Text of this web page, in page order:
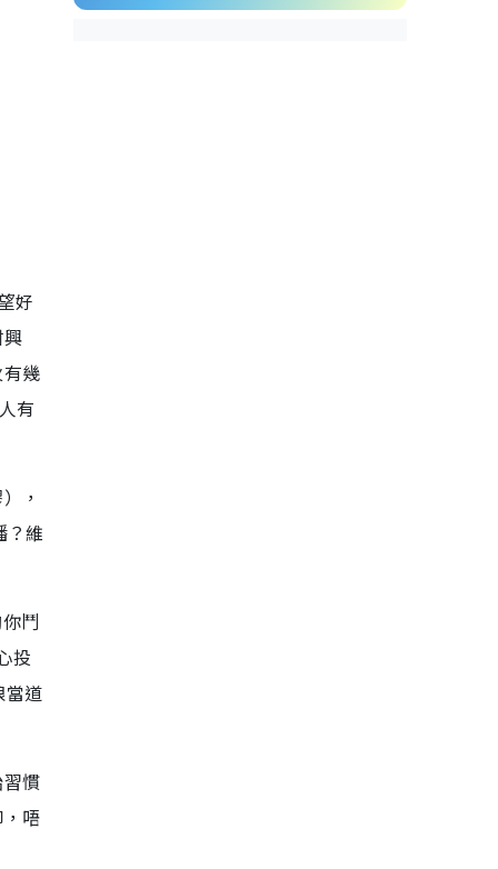
好
幾
有
，
？維
鬥
投
當道
慣
唔